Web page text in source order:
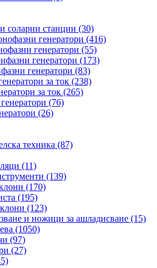
соларни станции (30)
генератори (416)
генератори (55)
генератори (173)
генератори (83)
за ток (238)
за ток (265)
(76)
(26)
техника (87)
(11)
(139)
(170)
(195)
(123)
и ножици за ашладисване (15)
(1050)
(97)
(27)